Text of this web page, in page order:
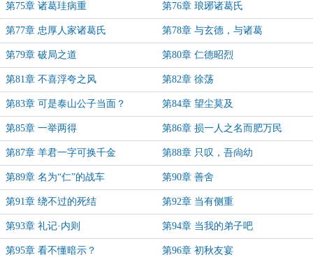
第75章 诸葛珪病重 第76章 琅琊诸葛氏
第77章 忠厚人家诸葛氏 第78章 与玄德，与诸葛
第79章 破局之道 第80章 仁德昭烈
第81章 不喜浮夸之风 第82章 徐荡
第83章 可是泰山公子当面？ 第84章 望尘莫及
第85章 一举两得 第86章 损一人之名而肥万民
第87章 羊君一字可换千金 第88章 只叹，吾尙幼
第89章 名为“仁”的战车 第90章 善舍
第91章 绕不过的死结 第92章 当有侧重
第93章 礼记·内则 第94章 当我的弟子吧
第95章 看不懂暗示？ 第96章 初秋友宴